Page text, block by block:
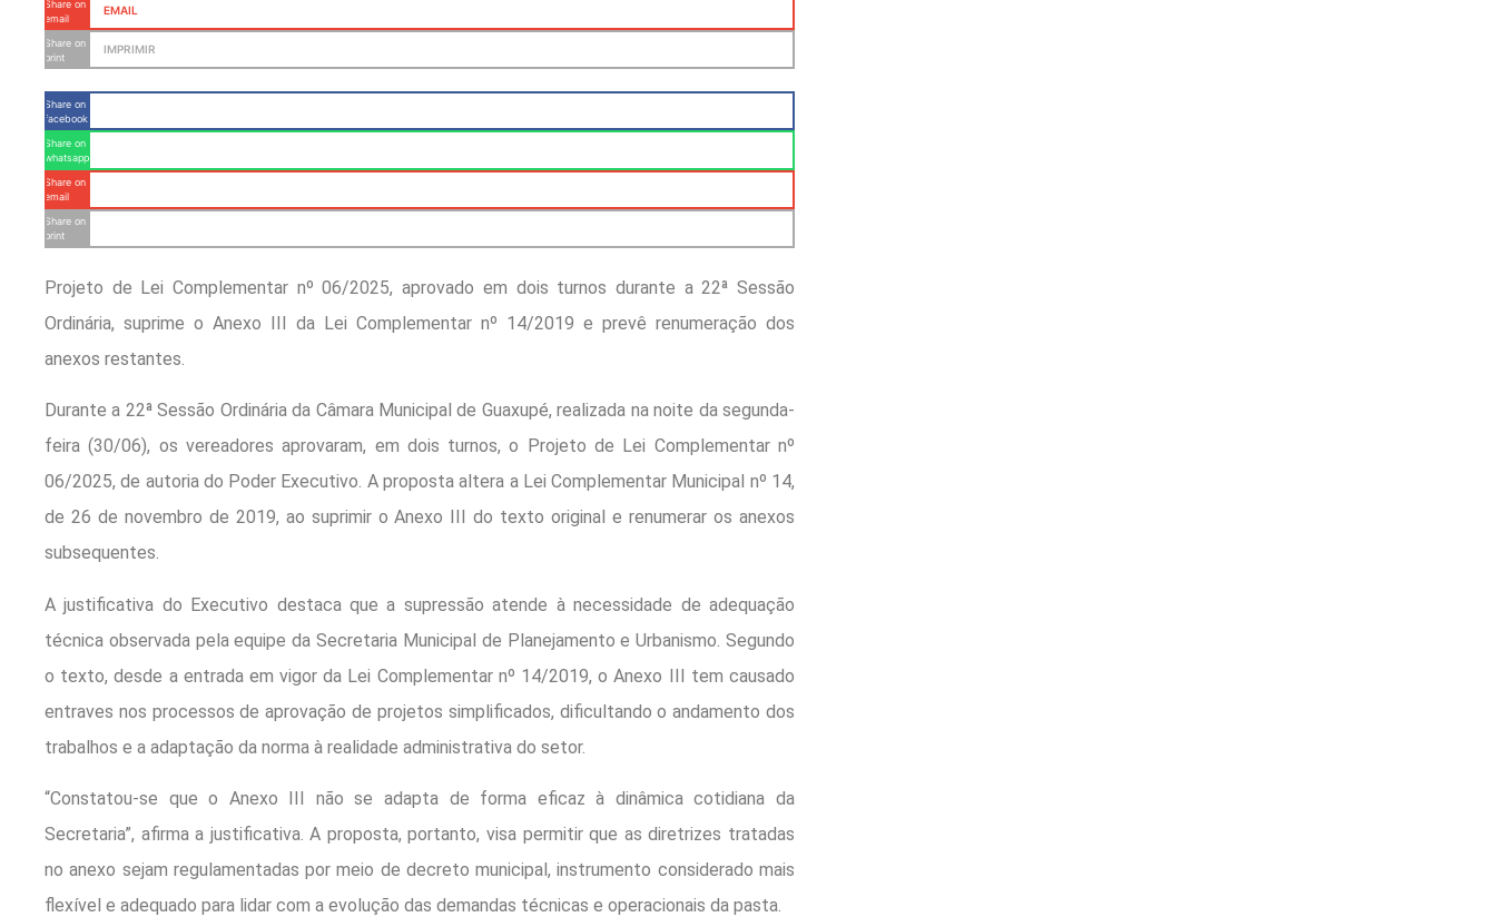
Share on
email
EMAIL
Share on
print
IMPRIMIR
Share on
facebook
Share on
whatsapp
Share on
email
Share on
print
Projeto de Lei Complementar nº 06/2025, aprovado em dois turnos durante a 22ª Sessão
Ordinária, suprime o Anexo III da Lei Complementar nº 14/2019 e prevê renumeração dos
anexos restantes.
Durante a 22ª Sessão Ordinária da Câmara Municipal de Guaxupé, realizada na noite da segunda-
feira (30/06), os vereadores aprovaram, em dois turnos, o Projeto de Lei Complementar nº
06/2025, de autoria do Poder Executivo. A proposta altera a Lei Complementar Municipal nº 14,
de 26 de novembro de 2019, ao suprimir o Anexo III do texto original e renumerar os anexos
subsequentes.
A justificativa do Executivo destaca que a supressão atende à necessidade de adequação
técnica observada pela equipe da Secretaria Municipal de Planejamento e Urbanismo. Segundo
o texto, desde a entrada em vigor da Lei Complementar nº 14/2019, o Anexo III tem causado
entraves nos processos de aprovação de projetos simplificados, dificultando o andamento dos
trabalhos e a adaptação da norma à realidade administrativa do setor.
“Constatou-se que o Anexo III não se adapta de forma eficaz à dinâmica cotidiana da
Secretaria”, afirma a justificativa. A proposta, portanto, visa permitir que as diretrizes tratadas
no anexo sejam regulamentadas por meio de decreto municipal, instrumento considerado mais
flexível e adequado para lidar com a evolução das demandas técnicas e operacionais da pasta.